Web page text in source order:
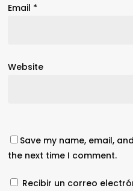
Email *
Website
Save my name, email,
the next time I comment.
Recibir un correo